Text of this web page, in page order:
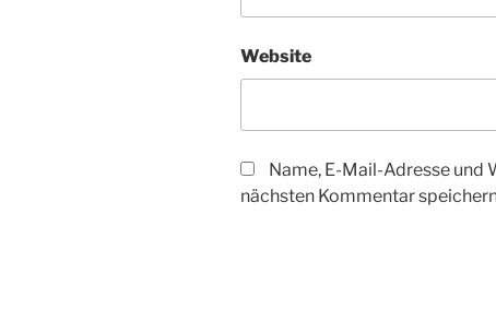
Website
Name, E-Mail-Adresse und
nächsten Kommentar